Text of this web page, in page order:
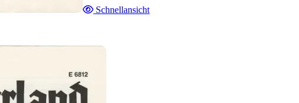
Schnellansicht